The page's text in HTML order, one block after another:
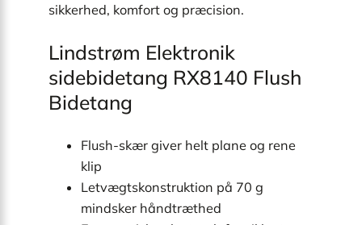
sikkerhed, komfort og præcision.
Lindstrøm Elektronik
sidebidetang RX8140 Flush
Bidetang
Flush-skær giver helt plane og rene
klip
Letvægtskonstruktion på 70 g
mindsker håndtræthed